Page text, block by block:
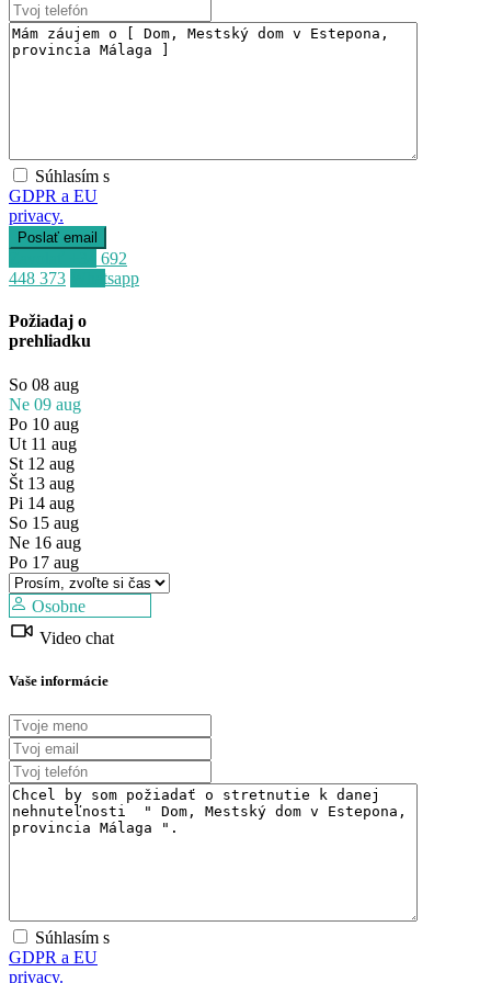
Predaj
Dostupné
Súhlasím s
GDPR a EU
privacy.
+34 692
448 373
Whatsapp
Požiadaj o
prehliadku
So 08 aug
Ne 09 aug
Po 10 aug
Ut 11 aug
St 12 aug
Št 13 aug
Pi 14 aug
So 15 aug
Ne 16 aug
Po 17 aug
Osobne
Video chat
Vaše informácie
Súhlasím s
GDPR a EU
privacy.